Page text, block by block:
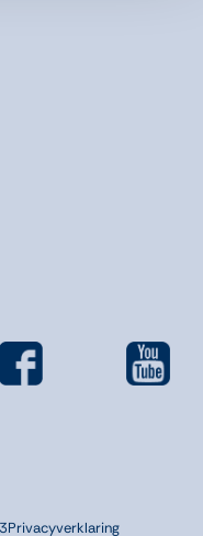
Privacyverklaring